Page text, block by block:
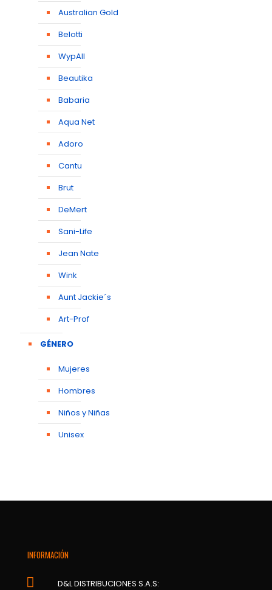
Australian Gold
Belotti
WypAll
Beautika
Babaria
Aqua Net
Adoro
Cantu
Brut
DeMert
Sani-Life
Jean Nate
Wink
Aunt Jackie´s
Art-Prof
GÉNERO
Mujeres
Hombres
Niños y Niñas
Unisex
INFORMACIÓN
D&L DISTRIBUCIONES S.A.S: